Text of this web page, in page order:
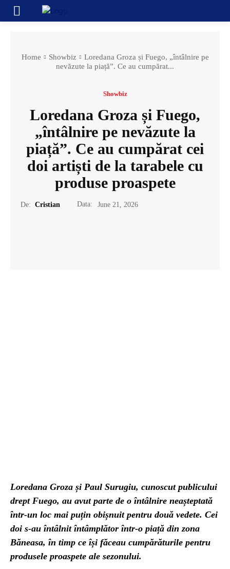
Home Showbiz
Loredana Groza și Fuego, „întâlnire pe
nevăzute la piață”. Ce au cumpărat...
Showbiz
Loredana Groza și Fuego,
„întâlnire pe nevăzute la
piață”. Ce au cumpărat cei
doi artiști de la tarabele cu
produse proaspete
De: Cristian Data: June 21, 2026
Loredana Groza și Paul Surugiu, cunoscut publicului
drept Fuego, au avut parte de o întâlnire neașteptată
într-un loc mai puțin obișnuit pentru două vedete. Cei
doi s-au întâlnit întâmplător într-o piață din zona
Băneasa, în timp ce își făceau cumpărăturile pentru
produsele proaspete ale sezonului.